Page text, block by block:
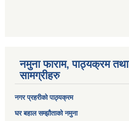
नमुना फाराम, पाठ्यक्रम
सामग्रीहरु
नगर प्रहरीको पाठ्यक्रम
घर बहाल सम्झौताको नमुना